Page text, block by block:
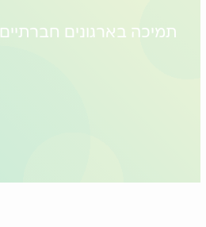
תמיכה בארגונים חברתיים